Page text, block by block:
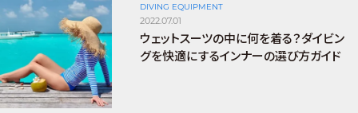
DIVING EQUIPMENT
2022.07.01
ウェットスーツの中に何を着る？ダイビン
グを快適にするインナーの選び方ガイド